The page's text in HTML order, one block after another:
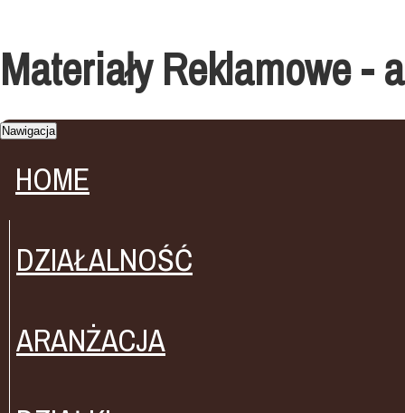
Materiały Reklamowe -
Nawigacja
HOME
DZIAŁALNOŚĆ
ARANŻACJA